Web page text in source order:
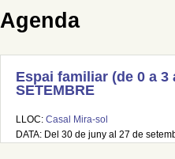
Agenda
Espai familiar (de 0 a 3
SETEMBRE
LLOC: Casal Mira-sol
DATA: Del 30 de juny al 27 de